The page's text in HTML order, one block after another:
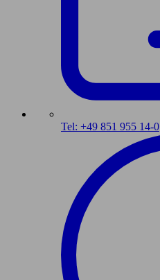
Tel: +49 851 955 14-0